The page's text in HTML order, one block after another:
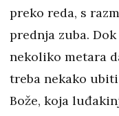
preko reda, s
prednja zuba.
nekoliko metara
treba nekako
Bože, koja